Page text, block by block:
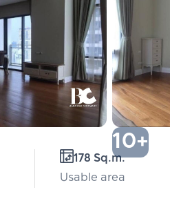
10+
178 Sq.m.
Usable area